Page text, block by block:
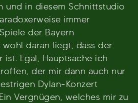
und in diesem Schnittstudio
immer
der Bayern
daran liegt, dass der
ist. Egal, Hauptsache ich
der mir dann auch nur
Dylan-Konzert
Vergnügen, welches mir zu